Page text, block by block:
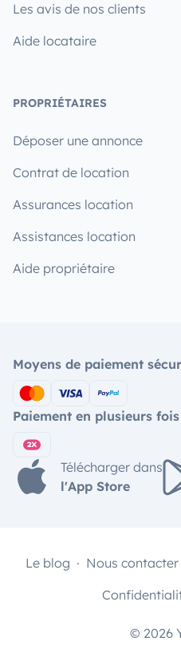
Les avis de nos clients
Aide locataire
PROPRIÉTAIRES
Déposer une annonce
Contrat de location
Assurances location
Assistances location
Aide propriétaire
Moyens de paiement
Paiement en plusieurs fois
Télécharger dans
l'App Store
© 2026
Le blog Nous contacter